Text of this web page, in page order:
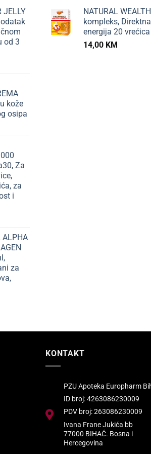
JELLY
od 3
kože
osipa
Za
za
i
ALPHA
za
NATURAL
kompleks, Direktna
energija 20 vrećica
14,00 KM
KONTAKT
PZU Apoteka Europharm
ID broj: 4263086230009
PDV broj: 263086230009
Ivana Frane Jukića bb
77000 BIHAĆ. Bosna i
Hercegovina